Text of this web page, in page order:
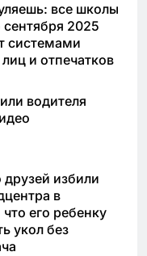
все школы
сентября 2025
системами
и отпечатков
водителя
друзей избили
в
его ребенку
укол без